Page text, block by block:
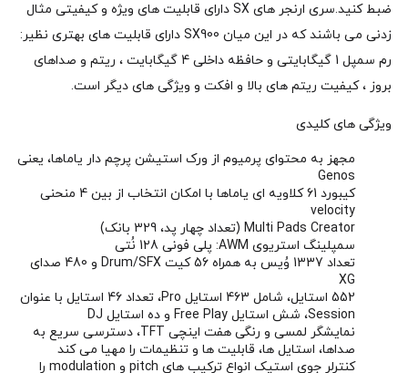
ضبط کنید.سری ارنجر های SX دارای قابلیت های ویژه و کیفیتی مثال
زدنی می باشند که در این میان SX900 دارای قابلیت های بهتری نظیر:
رم سمپل 1 گیگابایتی و حافظه داخلی 4 گیگابایت ، ریتم و صداهای
بروز ، کیفیت ریتم های بالا و افکت و ویژگی های دیگر است.
ویژگی های کلیدی
مجهز به محتوای پرمیوم از ورک استیشن پرچم دار یاماها، یعنی
Genos
کیبورد 61 کلاویه ای یاماها با امکان انتخاب از بین 4 منحنی
velocity
Multi Pads Creator (تعداد چهار پد، 329 بانک)
سمپلینگ استریوی AWM: پلی فونی 128 نُتی
تعداد 1337 وُیس به همراه 56 کیت Drum/SFX و 480 صدای
XG
552 استایل، شامل 463 استایل Pro، تعداد 46 استایل با عنوان
Session، شش استایل Free Play و ده استایل DJ
نمایشگر لمسی و رنگی هفت اینچی TFT، دسترسی سریع به
صداها، استایل ها، قابلیت ها و تنظیمات را مهیا می کند
کنترلر جوی استیک انواع ترکیب های pitch و modulation را